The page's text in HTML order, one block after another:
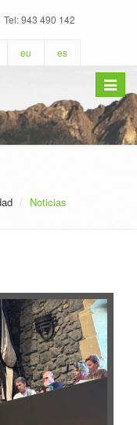
Tel: 943 490 142
eu es
Toggle
Noticias